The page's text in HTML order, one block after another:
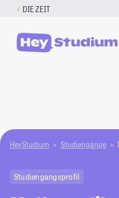
Zum
springen
DIE ZEIT
HeyStudium Studiengänge
Studiengangsprofil